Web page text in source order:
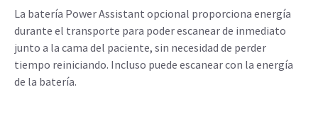
La batería Power Assistant opcional proporciona energía
durante el transporte para poder escanear de inmediato
junto a la cama del paciente, sin necesidad de perder
tiempo reiniciando. Incluso puede escanear con la energía
de la batería.